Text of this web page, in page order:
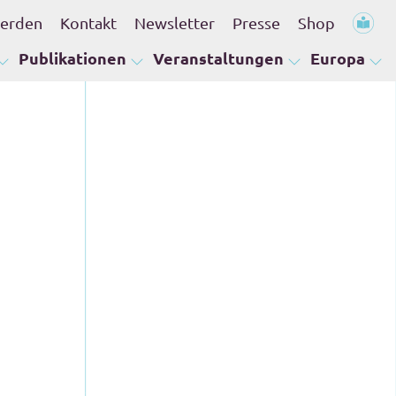
Kontakt Newsletter Presse Shop
Publikationen Veranstaltungen Europa